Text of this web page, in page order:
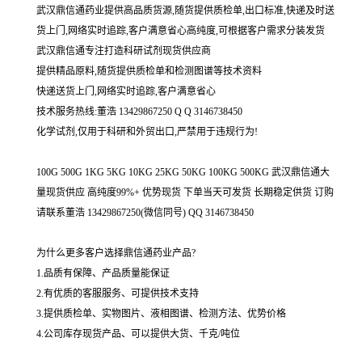
武汉鼎信通药业提供高品质货源,随货提供质检单,出口标准,快递及时送
货上门,网络实时追踪,客户满意省心高纯度,可根据客户需求分装发货
武汉鼎信通专注打造科研试剂现货供应商
提供精品原料,随货提供质检单和检测图谱等技术资料
快递送货上门,网络实时追踪,客户满意省心
技术服务热线:董浩 13429867250 Q Q 3146738450
化学试剂,仅用于科研和外贸出口,严禁用于违规行为!
100G 500G 1KG 5KG 10KG 25KG 50KG 100KG 500KG 武汉鼎信通大
量现货供应 高纯度99%+ 优势现货 下单当天可发货 长期稳定供货 订购
请联系董浩 13429867250(微信同号) QQ 3146738450
为什么更多客户选择鼎信通药业产品?
1.品质有保障、产品质量能保证
2.有优质的客服服务、可提供技术支持
3.提供质检单、实物图片、液相图谱、检测方法、优势价格
4.公司库存现货产品、可以提供大货、千克/吨位